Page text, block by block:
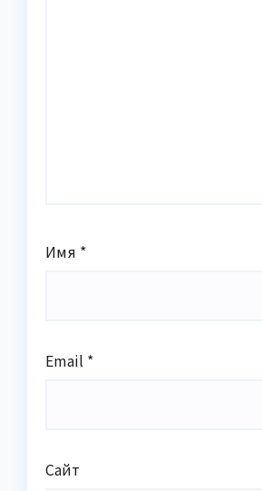
Имя *
Email *
Сайт